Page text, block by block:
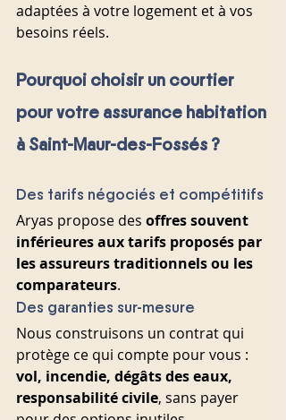
adaptées à votre logement et à vos
besoins réels.
Pourquoi choisir un courtier
pour votre assurance habitation
à Saint-Maur-des-Fossés ?
Des tarifs négociés et compétitifs
Aryas propose des offres souvent
inférieures aux tarifs proposés par
les assureurs traditionnels ou les
comparateurs.
Des garanties sur-mesure
Nous construisons un contrat qui
protège ce qui compte pour vous :
vol, incendie, dégâts des eaux,
responsabilité civile, sans payer